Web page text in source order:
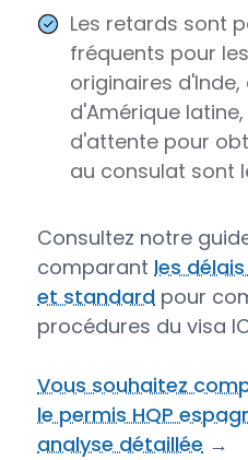
Les retards sont
fréquents pour
originaires d'Inde,
d'Amérique
d'attente pour
au consulat sont
Consultez notre
comparant les
et standard pour
procédures du visa
Vous souhaitez
le permis HQP
analyse détaillée →